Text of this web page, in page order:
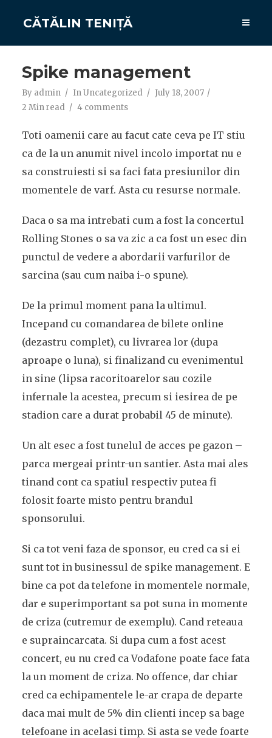
CĂTĂLIN TENIȚĂ
Spike management
By admin InUncategorized
July 18, 2007
2 Min read
4 comments
Toti oamenii care au facut cate ceva pe IT stiu
ca de la un anumit nivel incolo importat nu e
sa construiesti si sa faci fata presiunilor din
momentele de varf. Asta cu resurse normale.
Daca o sa ma intrebati cum a fost la concertul
Rolling Stones o sa va zic a ca fost un esec din
punctul de vedere a abordarii varfurilor de
sarcina (sau cum naiba i-o spune).
De la primul moment pana la ultimul.
Incepand cu comandarea de bilete online
(dezastru complet), cu livrarea lor (dupa
aproape o luna), si finalizand cu evenimentul
in sine (lipsa racoritoarelor sau cozile
infernale la acestea, precum si iesirea de pe
stadion care a durat probabil 45 de minute).
Un alt esec a fost tunelul de acces pe gazon –
parca mergeai printr-un santier. Asta mai ales
tinand cont ca spatiul respectiv putea fi
folosit foarte misto pentru brandul
sponsorului.
Si ca tot veni faza de sponsor, eu cred ca si ei
sunt tot in businessul de spike management. E
bine ca pot da telefone in momentele normale,
dar e superimportant sa pot suna in momente
de criza (cutremur de exemplu). Cand reteaua
e supraincarcata. Si dupa cum a fost acest
concert, eu nu cred ca Vodafone poate face fata
la un moment de criza. No offence, dar chiar
cred ca echipamentele le-ar crapa de departe
daca mai mult de 5% din clienti incep sa bage
telefoane in acelasi timp. Si asta se vede foarte